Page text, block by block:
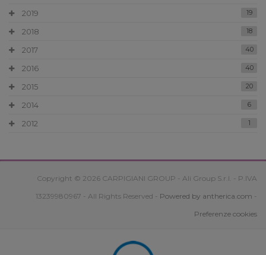
2019 19
2018 18
2017 40
2016 40
2015 20
2014 6
2012 1
Copyright © 2026 CARPIGIANI GROUP - Ali Group S.r.l. - P.IVA
13239980967 - All Rights Reserved - Powered by antherica.com -
Preferenze cookies